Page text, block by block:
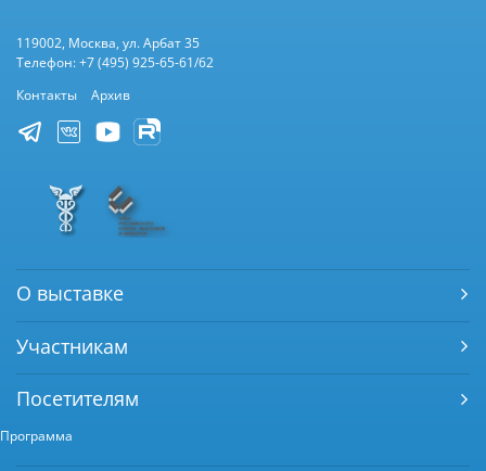
119002, Москва, ул. Арбат 35
Телефон: +7 (495) 925-65-61/62
Контакты
Архив
О выставке
Участникам
Посетителям
Программа